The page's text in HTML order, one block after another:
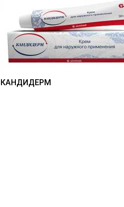
КАНДИДЕРМ